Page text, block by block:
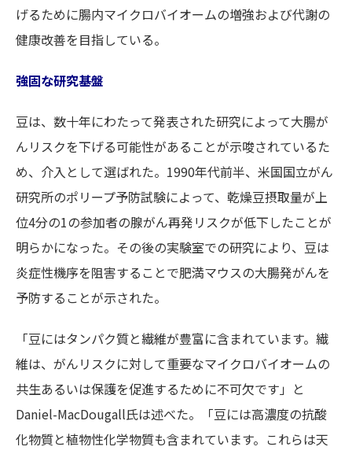
げるために腸内マイクロバイオームの増強および代謝の
健康改善を目指している。
強固な研究基盤
豆は、数十年にわたって発表された研究によって大腸が
んリスクを下げる可能性があることが示唆されているた
め、介入として選ばれた。1990年代前半、米国国立がん
研究所のポリープ予防試験によって、乾燥豆摂取量が上
位4分の1の参加者の腺がん再発リスクが低下したことが
明らかになった。その後の実験室での研究により、豆は
炎症性機序を阻害することで肥満マウスの大腸発がんを
予防することが示された。
「豆にはタンパク質と繊維が豊富に含まれています。繊
維は、がんリスクに対して重要なマイクロバイオームの
共生あるいは保護を促進するために不可欠です」と
Daniel-MacDougall氏は述べた。「豆には高濃度の抗酸
化物質と植物性化学物質も含まれています。これらは天